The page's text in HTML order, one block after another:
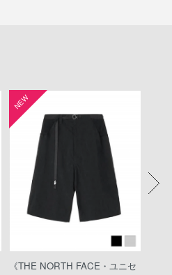
NEW
《THE NORTH FACE・ユニセ